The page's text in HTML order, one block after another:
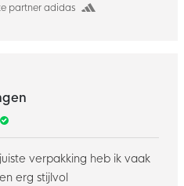
partner adidas
verpakking heb ik vaak
erg stijlvol